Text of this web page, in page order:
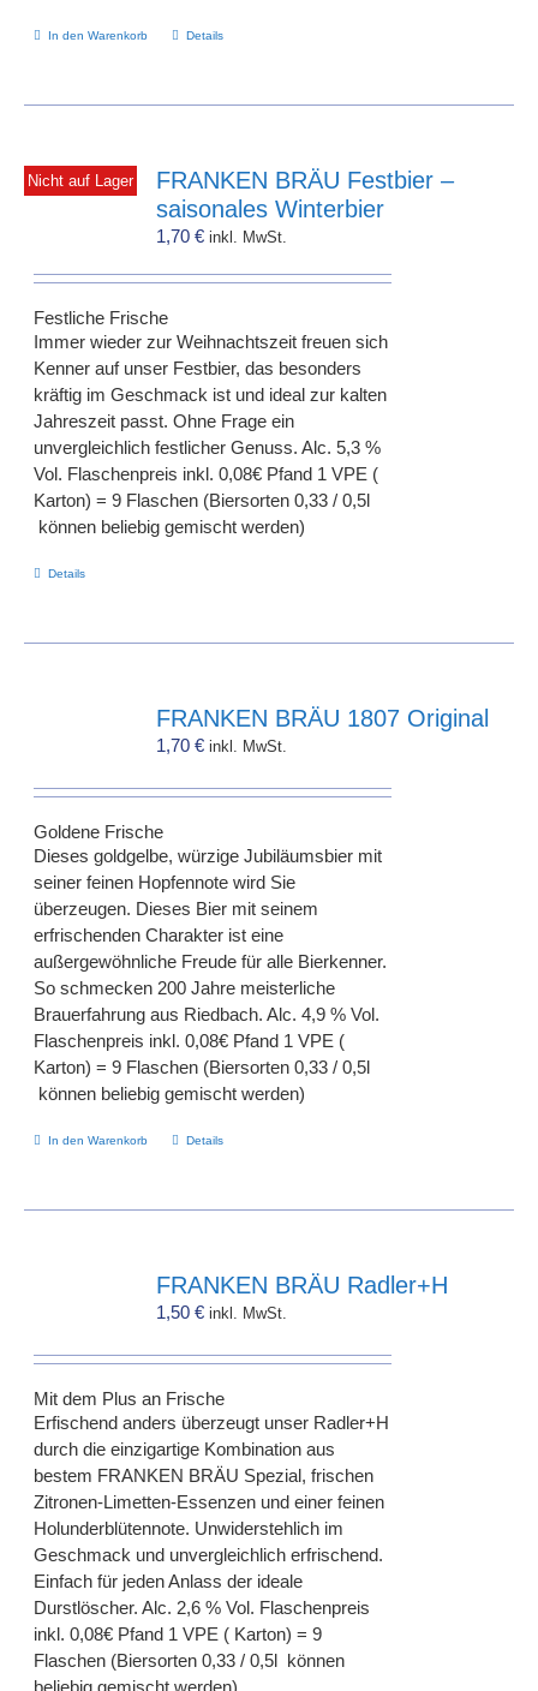
In den Warenkorb Details
Nicht auf Lager
FRANKEN BRÄU Festbier –
saisonales Winterbier
1,70€ inkl. MwSt.
Festliche Frische
Immer wieder zur Weihnachtszeit freuen sich
Kenner auf unser Festbier, das besonders
kräftig im Geschmack ist und ideal zur kalten
Jahreszeit passt. Ohne Frage ein
unvergleichlich festlicher Genuss. Alc. 5,3 %
Vol. Flaschenpreis inkl. 0,08€ Pfand 1 VPE (
Karton) = 9 Flaschen (Biersorten 0,33 / 0,5l
können beliebig gemischt werden)
Details
FRANKEN BRÄU 1807 Original
1,70€ inkl. MwSt.
Goldene Frische
Dieses goldgelbe, würzige Jubiläumsbier mit
seiner feinen Hopfennote wird Sie
überzeugen. Dieses Bier mit seinem
erfrischenden Charakter ist eine
außergewöhnliche Freude für alle Bierkenner.
So schmecken 200 Jahre meisterliche
Brauerfahrung aus Riedbach. Alc. 4,9 % Vol.
Flaschenpreis inkl. 0,08€ Pfand 1 VPE (
Karton) = 9 Flaschen (Biersorten 0,33 / 0,5l
können beliebig gemischt werden)
In den Warenkorb Details
FRANKEN BRÄU Radler+H
1,50€ inkl. MwSt.
Mit dem Plus an Frische
Erfischend anders überzeugt unser Radler+H
durch die einzigartige Kombination aus
bestem FRANKEN BRÄU Spezial, frischen
Zitronen-Limetten-Essenzen und einer feinen
Holunderblütennote. Unwiderstehlich im
Geschmack und unvergleichlich erfrischend.
Einfach für jeden Anlass der ideale
Durstlöscher. Alc. 2,6 % Vol. Flaschenpreis
inkl. 0,08€ Pfand 1 VPE ( Karton) = 9
Flaschen (Biersorten 0,33 / 0,5l können
beliebig gemischt werden)